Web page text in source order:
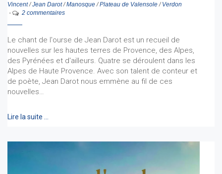
Vincent/Jean Darot/Manosque/Plateau de Valensole/ Verdon
-
2 commentaires
Le chant de l'ourse de Jean Darot est un recueil de
nouvelles sur les hautes terres de Provence, des Alpes,
des Pyrénées et d'ailleurs. Quatre se déroulent dans les
Alpes de Haute Provence. Avec son talent de conteur et
de poète, Jean Darot nous emmène au fil de ces
nouvelles…
Lire la suite …